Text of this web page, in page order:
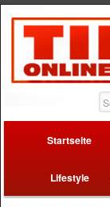
Startseite
Lifestyle